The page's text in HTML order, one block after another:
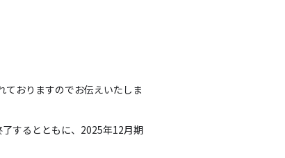
ておりますのでお伝えいたしま
するとともに、2025年12月期